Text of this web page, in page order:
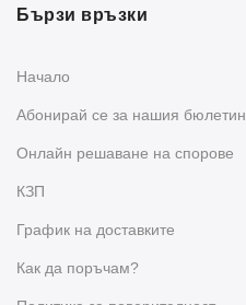
Бързи връзки
Начало
Абонирай се за нашия бюлетин
Oнлайн решаване на спорове
КЗП
График на доставките
Как да поръчам?